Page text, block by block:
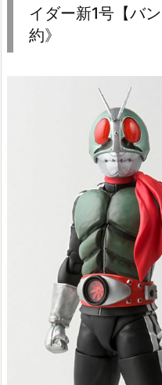
イダー新1号【バ
約》